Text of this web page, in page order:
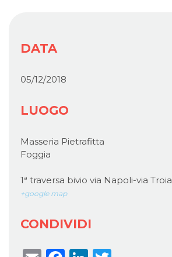
DATA
05/12/2018
LUOGO
Masseria Pietrafitta
Foggia
1ª traversa bivio via Napoli-via Troia
+google map
CONDIVIDI